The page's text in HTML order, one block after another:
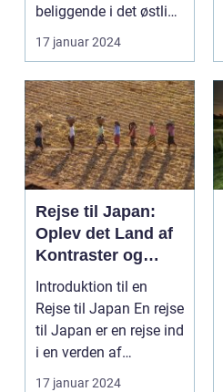
beliggende i det østlige
Indon...
17 januar 2024
Rejse til Japan:
Oplev det Land af
Kontraster og
Skønhed
Introduktion til en
Rejse til Japan En rejse
til Japan er en rejse ind
i en verden af
kontraster og...
17 januar 2024